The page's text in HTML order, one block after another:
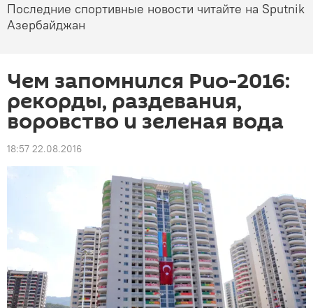
Последние спортивные новости читайте на Sputnik
Азербайджан
Чем запомнился Рио-2016:
рекорды, раздевания,
воровство и зеленая вода
18:57 22.08.2016